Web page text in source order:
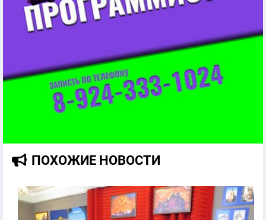
ПОХОЖИЕ НОВОСТИ